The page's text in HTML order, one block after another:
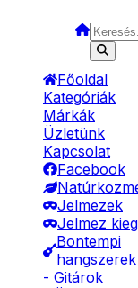
Főoldal
Kategóriák
Márkák
Üzletünk
Kapcsolat
Facebook
Jelmezek
Jelmez
Bontempi
hangszerek
- Gitárok